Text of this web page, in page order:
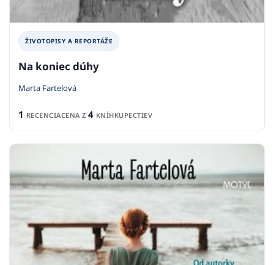
ŽIVOTOPISY A REPORTÁŽE
Na koniec dúhy
Marta Fartelová
1 RECENCIACENA Z 4 KNÍHKUPECTIEV